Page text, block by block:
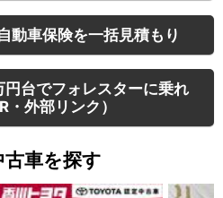
動車保険を一括見積もり
円台でフォレスターに乗れ
・外部リンク）
車を探す